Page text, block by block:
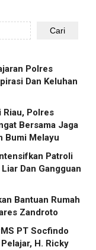
Cari
Polres
Dan Keluhan
Riau, Polres
Bersama Jaga
Bumi Melayu
Patroli
Dan Gangguan
Bantuan Rumah
Zandroto
PT Socfindo
H. Ricky